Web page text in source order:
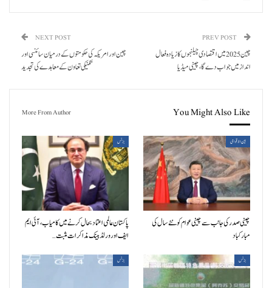
چین 2025 میں اقتصادی چیلنجوں کا زیادہ فعال
انداز میں جواب دے گا، چینی میڈیا
NEXT POST
چین اور امریکہ کی حکومتوں کے درمیان سائنسی اور
تکنیکی تعاون کے معاہدے کی تجدید
You Might Also Like
More From Author
بین الاقوامی
چینی صدر کی جانب سے چینی عوام کو نئے سال کی
مبارکباد
بزنس
پاکستان عالمی اعتماد بحال کرنے میں کامیاب، آئی ایم
ایف اور ورلڈ بینک مذاکرات مثبت…
بزنس بزنس